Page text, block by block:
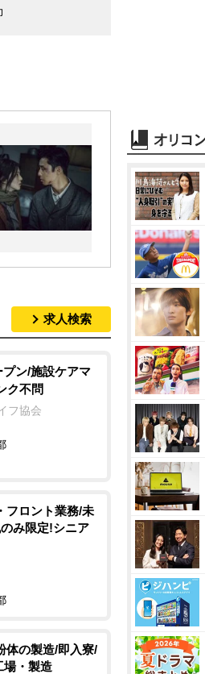
求人検索
プン/施設ケアマ
ク不問
フ協会
フロント業務/未
み限定!シニア
体の製造/即入寮/
場・製造